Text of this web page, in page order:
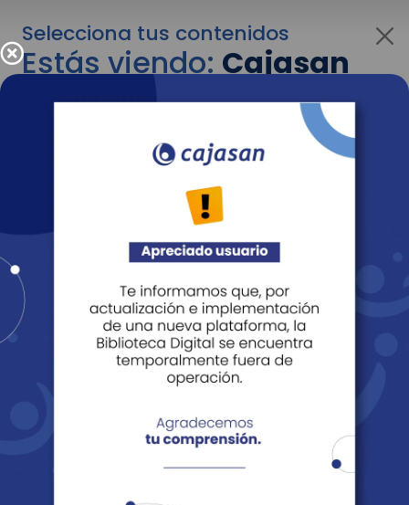
Selecciona tus contenidos
Estás viendo:Cajasan
para empresas
Para cambiar al contenido de tu interés más
adelante recuerda utilizar el menú
Entendido